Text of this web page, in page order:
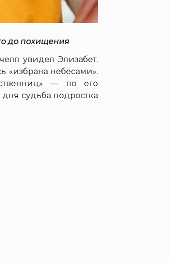
до похищения
увидел Элизабет.
«избрана небесами».
— по его
судьба подростка